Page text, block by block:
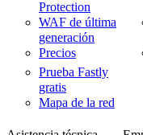
Protection
WAF de última
generación
Precios
Prueba Fastly
gratis
Mapa de la red